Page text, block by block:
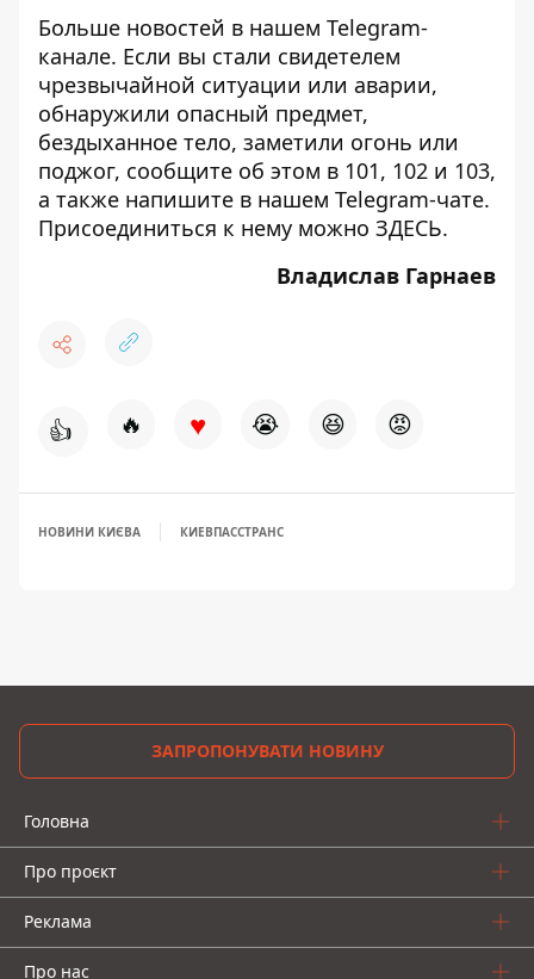
Больше новостей в нашем Telegram-
канале. Если вы стали свидетелем
чрезвычайной ситуации или аварии,
обнаружили опасный предмет,
бездыханное тело, заметили огонь или
поджог, сообщите об этом в 101, 102 и 103,
а также напишите в нашем Telegram-чате.
Присоединиться к нему можно ЗДЕСЬ.
Владислав Гарнаев
👍 🔥 ♥ 😭 😆 😡
НОВИНИ КИЄВА КИЕВПАССТРАНС
ЗАПРОПОНУВАТИ НОВИНУ
Головна
Про проєкт
Реклама
Про нас